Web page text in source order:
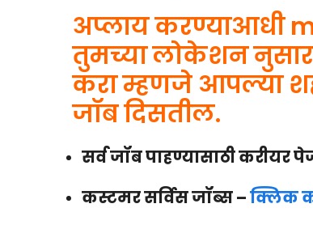
अप्लाय करण्याआधी
तुमच्या लोकेशन
करा म्हणजे आपल्या
जॉब दिसतील.
सर्व जॉब पाहण्यासाठी करीयर
कस्टमर सर्विस जॉब्स –क्लिक